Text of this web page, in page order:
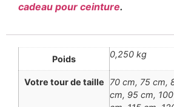
cadeau pour ceinture.
Poids 0,250 kg
Votre tour de taille
70 cm, 75 cm,
cm, 95 cm,